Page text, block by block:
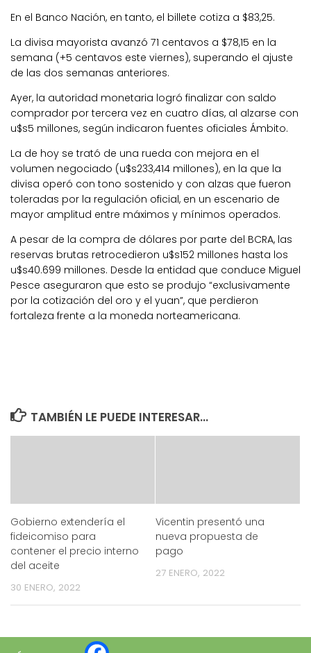
En el Banco Nación, en tanto, el billete cotiza a $83,25.
La divisa mayorista avanzó 71 centavos a $78,15 en la
semana (+5 centavos este viernes), superando el ajuste
de las dos semanas anteriores.
Ayer, la autoridad monetaria logró finalizar con saldo
comprador por tercera vez en cuatro días, al alzarse con
u$s5 millones, según indicaron fuentes oficiales Ámbito.
La de hoy se trató de una rueda con mejora en el
volumen negociado (u$s233,414 millones), en la que la
divisa operó con tono sostenido y con alzas que fueron
toleradas por la regulación oficial, en un escenario de
mayor amplitud entre máximos y mínimos operados.
A pesar de la compra de dólares por parte del BCRA, las
reservas brutas retrocedieron u$s152 millones hasta los
u$s40.699 millones. Desde la entidad que conduce Miguel
Pesce aseguraron que esto se produjo “exclusivamente
por la cotización del oro y el yuan”, que perdieron
fortaleza frente a la moneda norteamericana.
TAMBIÉN LE PUEDE INTERESAR...
Gobierno extendería el
fideicomiso para
contener el precio interno
del aceite
30 ENERO, 2022
Vicentin presentó una
nueva propuesta de
pago
27 ENERO, 2022